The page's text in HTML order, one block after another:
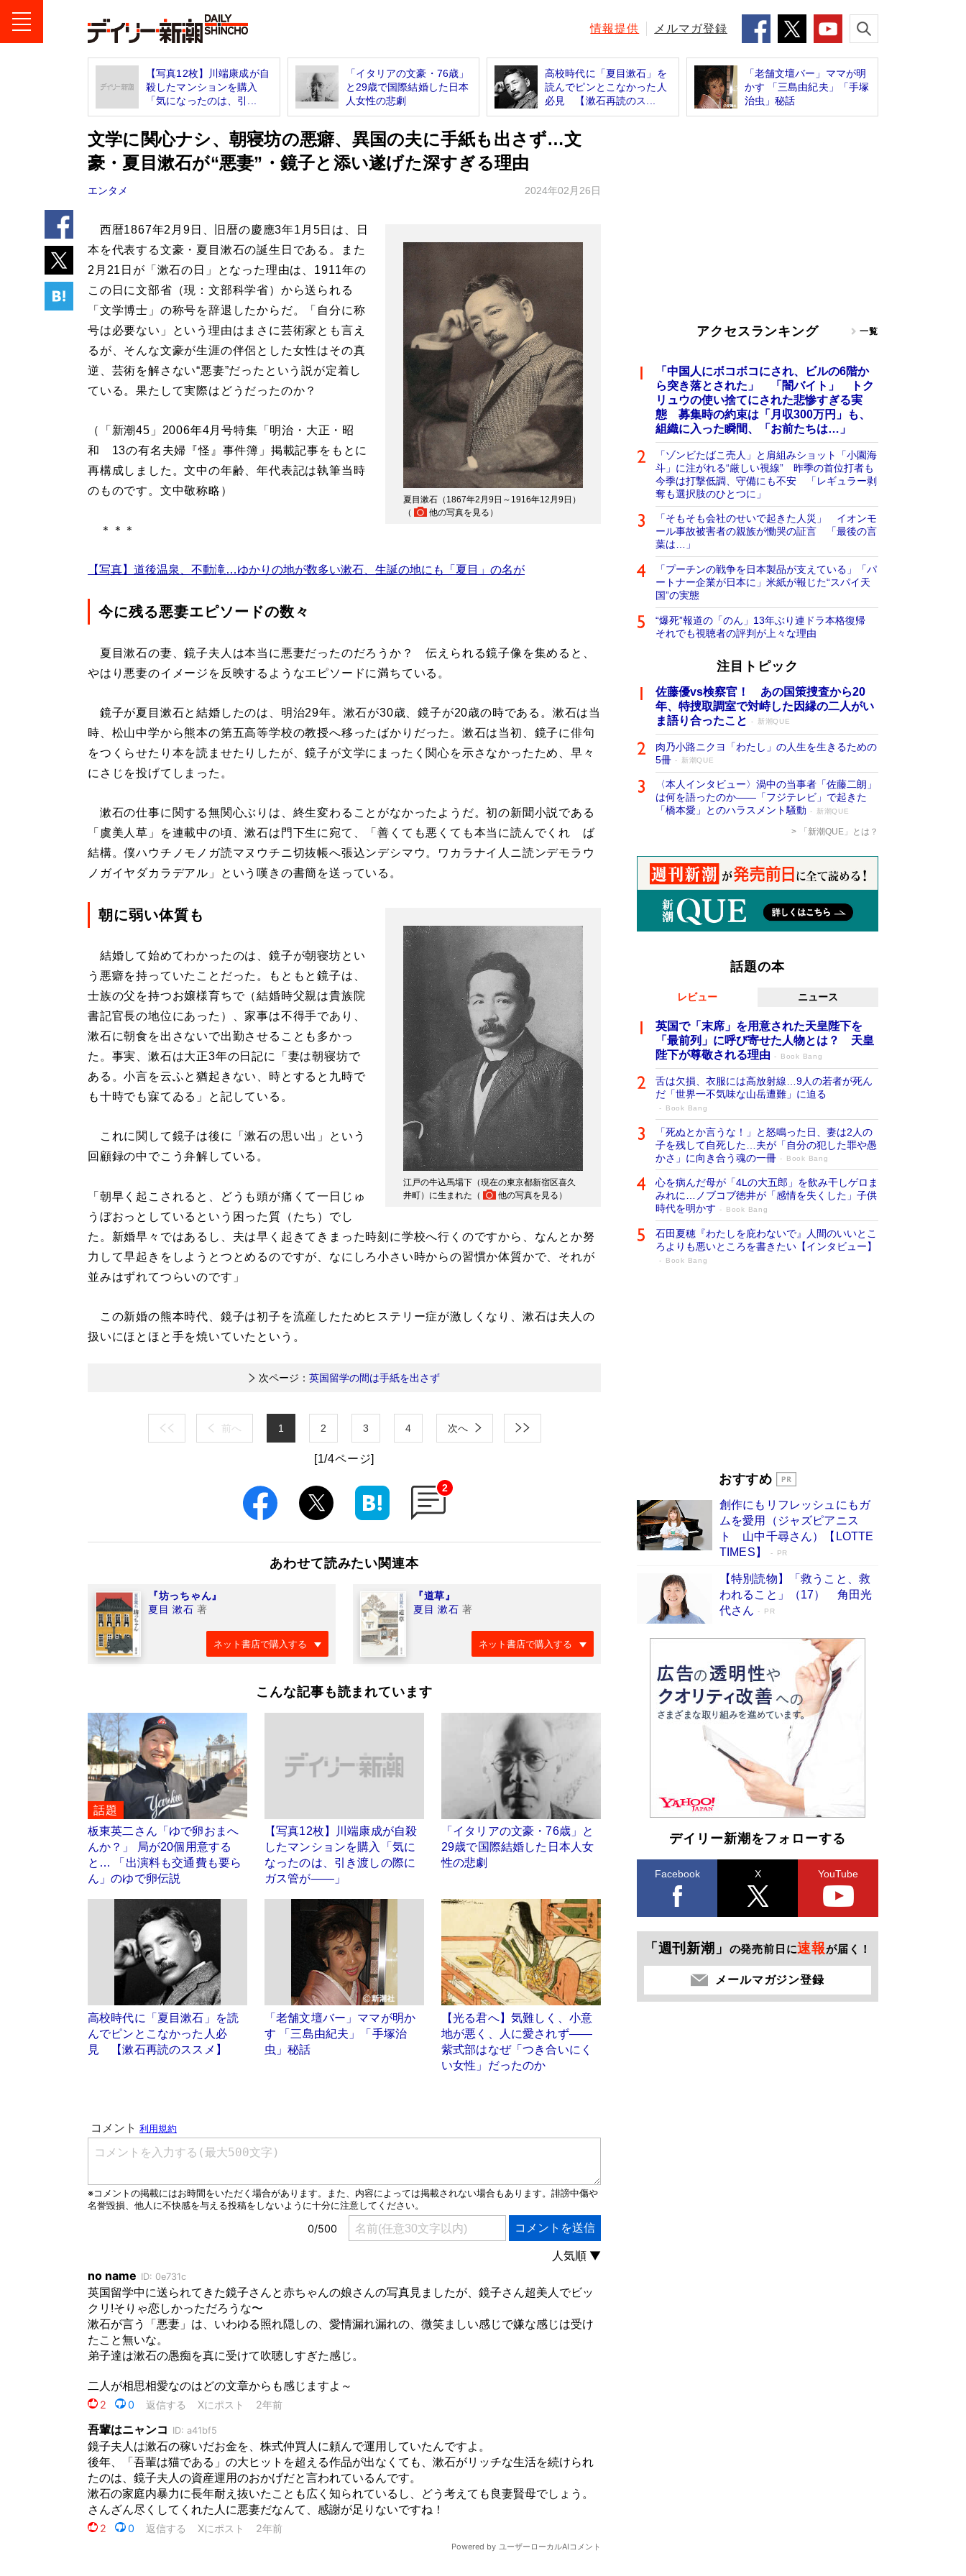
情報提供 メルマガ登録
【写真12枚】川端康成が自
殺したマンションを購入
「気になったのは、引...
「イタリアの文豪・76歳」
と29歳で国際結婚した日本
人女性の悲劇
高校時代に「夏目漱石」を
読んでピンとこなかった人
必見 【漱石再読のス...
「老舗文壇バー」ママが明
かす 「三島由紀夫」「手塚
治虫」秘話
文学に関心ナシ、朝寝坊の悪癖、異国の夫に手紙も出さず…文
豪・夏目漱石が“悪妻”・鏡子と添い遂げた深すぎる理由
エンタメ 2024年02月26日
夏目漱石（1867年2月9日～1916年12月9日）
（
他の写真を見る ）
西暦1867年2月9日、旧暦の慶應3年1月5日は、日
本を代表する文豪・夏目漱石の誕生日である。また
2月21日が「漱石の日」となった理由は、1911年の
この日に文部省（現：文部科学省）から送られる
「文学博士」の称号を辞退したからだ。「自分に称
号は必要ない」という理由はまさに芸術家とも言え
るが、そんな文豪が生涯の伴侶とした女性はその真
逆、芸術を解さない“悪妻”だったという説が定着し
ている。果たして実際はどうだったのか？
（「新潮45」2006年4月号特集「明治・大正・昭
和 13の有名夫婦『怪』事件簿」掲載記事をもとに
再構成しました。文中の年齢、年代表記は執筆当時
のものです。文中敬称略）
＊＊＊
【写真】道後温泉、不動滝…ゆかりの地が数多い漱石、生誕の地にも「夏目」の名が
今に残る悪妻エピソードの数々
夏目漱石の妻、鏡子夫人は本当に悪妻だったのだろうか？ 伝えられる鏡子像を集めると、
やはり悪妻のイメージを反映するようなエピソードに満ちている。
鏡子が夏目漱石と結婚したのは、明治29年。漱石が30歳、鏡子が20歳の時である。漱石は当
時、松山中学から熊本の第五高等学校の教授へ移ったばかりだった。漱石は当初、鏡子に俳句
をつくらせたり本を読ませたりしたが、鏡子が文学にまったく関心を示さなかったため、早々
にさじを投げてしまった。
漱石の仕事に関する無関心ぶりは、終生変わることがなかったようだ。初の新聞小説である
「虞美人草」を連載中の頃、漱石は門下生に宛て、「善くても悪くても本当に読んでくれゝば
結構。僕ハウチノモノガ読マヌウチニ切抜帳へ張込ンデシマウ。ワカラナイ人ニ読ンデモラウ
ノガイヤダカラデアル」という嘆きの書簡を送っている。
江戸の牛込馬場下（現在の東京都新宿区喜久
井町）に生まれた（
他の写真を見る ）
朝に弱い体質も
結婚して始めてわかったのは、鏡子が朝寝坊とい
う悪癖を持っていたことだった。もともと鏡子は、
士族の父を持つお嬢様育ちで（結婚時父親は貴族院
書記官長の地位にあった）、家事は不得手であり、
漱石に朝食を出さないで出勤させることも多かっ
た。事実、漱石は大正3年の日記に「妻は朝寝坊で
ある。小言を云ふと猶起きない、時とすると九時で
も十時でも寐てゐる」と記している。
これに関して鏡子は後に「漱石の思い出」という
回顧録の中でこう弁解している。
「朝早く起こされると、どうも頭が痛くて一日じゅ
うぼおっとしているという困った質（たち）でし
た。新婚早々ではあるし、夫は早く起きてきまった時刻に学校へ行くのですから、なんとか努
力して早起きをしようとつとめるのですが、なにしろ小さい時からの習慣か体質かで、それが
並みはずれてつらいのです」
この新婚の熊本時代、鏡子は初子を流産したためヒステリー症が激しくなり、漱石は夫人の
扱いにほとほと手を焼いていたという。
次ページ： 英国留学の間は手紙を出さず
前へ 1 2 3 4 次へ
[1/4ページ]
2
あわせて読みたい関連本
『坊っちゃん』
夏目 漱石 著
ネット書店で購入する
『道草』
夏目 漱石 著
ネット書店で購入する
こんな記事も読まれています
話題
板東英二さん「ゆで卵おまへ
んか？」 局が20個用意する
と… 「出演料も交通費も要ら
ん」のゆで卵伝説
【写真12枚】川端康成が自殺
したマンションを購入「気に
なったのは、引き渡しの際に
ガス管が――」
「イタリアの文豪・76歳」と
29歳で国際結婚した日本人女
性の悲劇
高校時代に「夏目漱石」を読
んでピンとこなかった人必
見 【漱石再読のススメ】
「老舗文壇バー」ママが明か
す 「三島由紀夫」「手塚治
虫」秘話
【光る君へ】気難しく、小意
地が悪く、人に愛されず――
紫式部はなぜ「つき合いにく
い女性」だったのか
アクセスランキング 一覧
「中国人にボコボコにされ、ビルの6階か
ら突き落とされた」 「闇バイト」 トク
リュウの使い捨てにされた悲惨すぎる実
態 募集時の約束は「月収300万円」も、
組織に入った瞬間、「お前たちは…」
「ゾンビたばこ売人」と肩組みショット「小園海
斗」に注がれる“厳しい視線” 昨季の首位打者も
今季は打撃低調、守備にも不安 「レギュラー剥
奪も選択肢のひとつに」
「そもそも会社のせいで起きた人災」 イオンモ
ール事故被害者の親族が慟哭の証言 「最後の言
葉は…」
「プーチンの戦争を日本製品が支えている」「パ
ートナー企業が日本に」米紙が報じた“スパイ天
国”の実態
“爆死”報道の「のん」13年ぶり連ドラ本格復帰
それでも視聴者の評判が上々な理由
注目トピック
佐藤優vs検察官！ あの国策捜査から20
年、特捜取調室で対峙した因縁の二人がい
ま語り合ったこと
新潮QUE
肉乃小路ニクヨ「わたし」の人生を生きるための
5冊
新潮QUE
〈本人インタビュー〉渦中の当事者「佐藤二朗」
は何を語ったのか――「フジテレビ」で起きた
「橋本愛」とのハラスメント騒動
新潮QUE
「新潮QUE」とは？
話題の本
レビュー ニュース
英国で「末席」を用意された天皇陛下を
「最前列」に呼び寄せた人物とは？ 天皇
陛下が尊敬される理由
Book Bang
舌は欠損、衣服には高放射線…9人の若者が死ん
だ「世界一不気味な山岳遭難」に迫る
Book Bang
「死ぬとか言うな！」と怒鳴った日、妻は2人の
子を残して自死した…夫が「自分の犯した罪や愚
かさ」に向き合う魂の一冊
Book Bang
心を病んだ母が「4Lの大五郎」を飲み干しゲロま
みれに…ノブコブ徳井が「感情を失くした」子供
時代を明かす
Book Bang
石田夏穂『わたしを庇わないで』人間のいいとこ
ろよりも悪いところを書きたい【インタビュー】
Book Bang
開発への関心を押し上げた18年の物語に幕 特装
Book Bang
「不意に涙が出そうに…」高嶋政伸が明かし
た“13歳の娘を暴行する役”への葛藤 インティマ
シーコーディネーターに支えられたNHK『大奥』
Book Bang
おすすめ
創作にもリフレッシュにもガ
ムを愛用（ジャズピアニス
ト 山中千尋さん）【LOTTE
TIMES】
PR
【特別読物】「救うこと、救
われること」（17） 角田光
代さん
PR
デイリー新潮をフォローする
Facebook X YouTube
「週刊新潮」 の発売前日に速報が届く！
メールマガジン登録